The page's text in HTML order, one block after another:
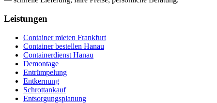
Leistungen
Container mieten Frankfurt
Container bestellen Hanau
Containerdienst Hanau
Demontage
Entrümpelung
Entkernung
Schrottankauf
Entsorgungsplanung